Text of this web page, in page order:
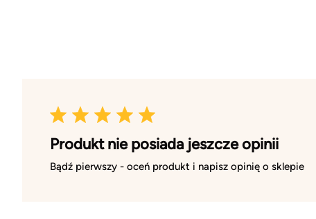
Produkt nie posiada jeszcze opinii
Bądź pierwszy - oceń produkt i napisz opinię o sklepie